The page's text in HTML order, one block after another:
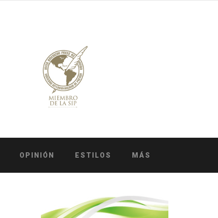
OPINIÓN ESTILOS MÁS